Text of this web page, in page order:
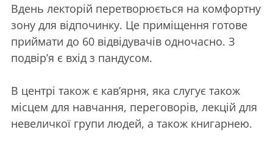
Вдень лекторій перетворюється на комфортну
зону для відпочинку. Це приміщення готове
приймати до 60 відвідувачів одночасно. З
подвір’я є вхід з пандусом.
В центрі також є кав’ярня, яка слугує також
місцем для навчання, переговорів, лекцій для
невеличкої групи людей, а також книгарнею.